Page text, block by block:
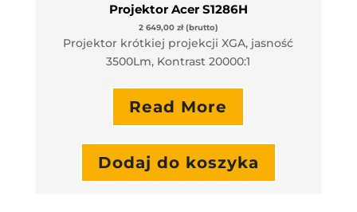
Projektor Acer S1286H
2 649,00 zł (brutto)
Projektor krótkiej projekcji XGA, jasność
3500Lm, Kontrast 20000:1
Read More
Dodaj do koszyka